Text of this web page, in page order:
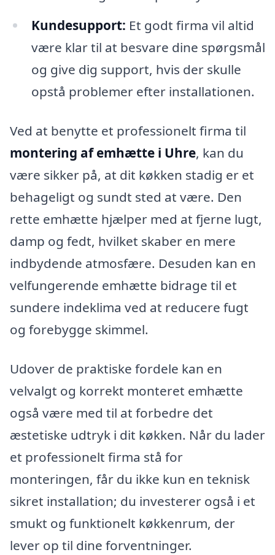
Kundesupport: Et godt firma vil altid
være klar til at besvare dine spørgsmål
og give dig support, hvis der skulle
opstå problemer efter installationen.
Ved at benytte et professionelt firma til
montering af emhætte i Uhre, kan du
være sikker på, at dit køkken stadig er et
behageligt og sundt sted at være. Den
rette emhætte hjælper med at fjerne lugt,
damp og fedt, hvilket skaber en mere
indbydende atmosfære. Desuden kan en
velfungerende emhætte bidrage til et
sundere indeklima ved at reducere fugt
og forebygge skimmel.
Udover de praktiske fordele kan en
velvalgt og korrekt monteret emhætte
også være med til at forbedre det
æstetiske udtryk i dit køkken. Når du lader
et professionelt firma stå for
monteringen, får du ikke kun en teknisk
sikret installation; du investerer også i et
smukt og funktionelt køkkenrum, der
lever op til dine forventninger.